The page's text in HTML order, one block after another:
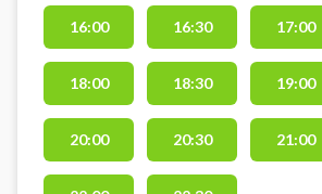
i banelejen, men vi garanterer ikke
lånebats tilstand.
16:00 16:30 17:00
18:00 18:30 19:00
20:00 20:30 21:00